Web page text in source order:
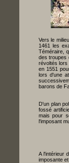
Vers le
1461 les
Téméraire,
des troupes
révoltés lors
en 1551
lors d'une
barons de
D'un plan
fossé
mais pour
l'imposant
A l'intérieur
imposante